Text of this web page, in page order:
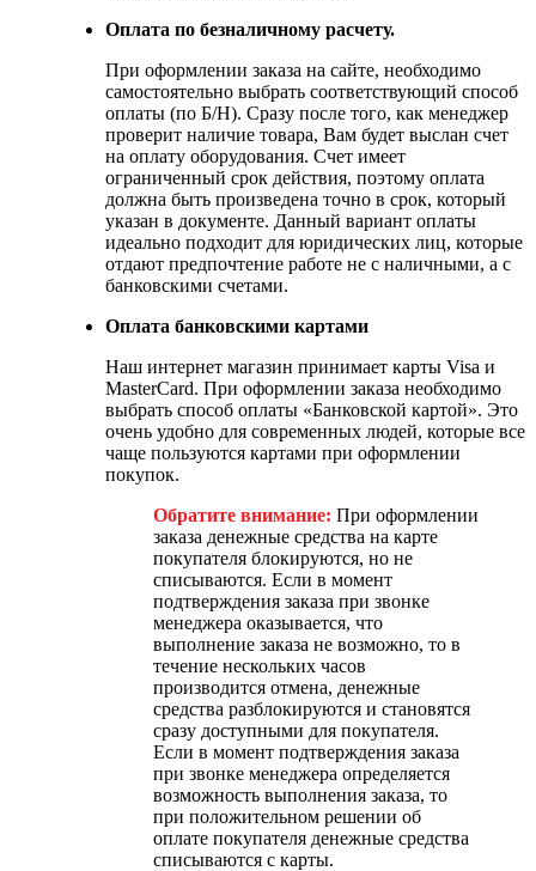
Оплата по безналичному расчету.
При оформлении заказа на сайте, необходимо
самостоятельно выбрать соответствующий способ
оплаты (по Б/Н). Сразу после того, как менеджер
проверит наличие товара, Вам будет выслан счет
на оплату оборудования. Счет имеет
ограниченный срок действия, поэтому оплата
должна быть произведена точно в срок, который
указан в документе. Данный вариант оплаты
идеально подходит для юридических лиц, которые
отдают предпочтение работе не с наличными, а с
банковскими счетами.
Оплата банковскими картами
Наш интернет магазин принимает карты Visa и
MasterCard. При оформлении заказа необходимо
выбрать способ оплаты «Банковской картой». Это
очень удобно для современных людей, которые все
чаще пользуются картами при оформлении
покупок.
Обратите внимание: При оформлении
заказа денежные средства на карте
покупателя блокируются, но не
списываются. Если в момент
подтверждения заказа при звонке
менеджера оказывается, что
выполнение заказа не возможно, то в
течение нескольких часов
производится отмена, денежные
средства разблокируются и становятся
сразу доступными для покупателя.
Если в момент подтверждения заказа
при звонке менеджера определяется
возможность выполнения заказа, то
при положительном решении об
оплате покупателя денежные средства
списываются с карты.